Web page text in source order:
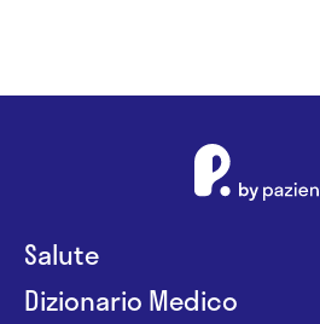
Salute
Dizionario Medico